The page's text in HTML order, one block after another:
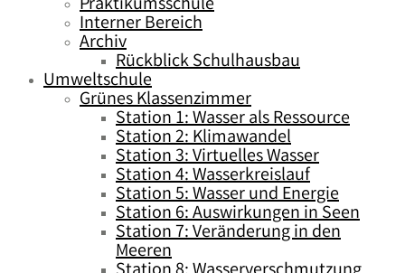
Interner Bereich
Archiv
Rückblick Schulhausbau
Umweltschule
Grünes Klassenzimmer
Station 1: Wasser als Ressource
Station 2: Klimawandel
Station 3: Virtuelles Wasser
Station 4: Wasserkreislauf
Station 5: Wasser und Energie
Station 6: Auswirkungen in Seen
Station 7: Veränderung in den
Meeren